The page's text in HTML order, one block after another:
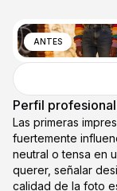
ANTES
Perfil
Las primeras
fuertemente
neutral o tensa en
querer, señalar
calidad de la foto